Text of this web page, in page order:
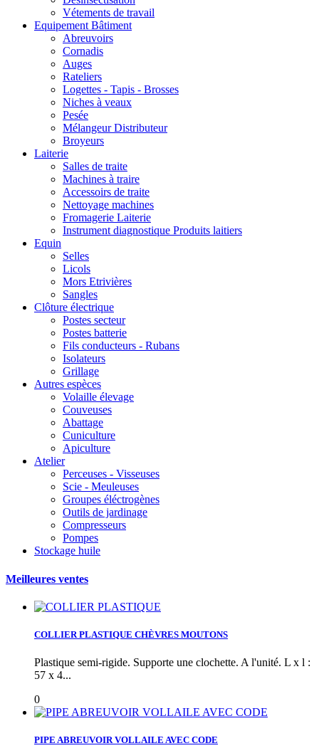
Vétements de travail
Equipement Bâtiment
Abreuvoirs
Cornadis
Auges
Rateliers
Logettes - Tapis - Brosses
Niches à veaux
Pesée
Mélangeur Distributeur
Broyeurs
Laiterie
Salles de traite
Machines à traire
Accessoirs de traite
Nettoyage machines
Fromagerie Laiterie
Instrument diagnostique Produits laitiers
Equin
Selles
Licols
Mors Etrivières
Sangles
Clôture électrique
Postes secteur
Postes batterie
Fils conducteurs - Rubans
Isolateurs
Grillage
Autres espèces
Volaille élevage
Couveuses
Abattage
Cuniculture
Apiculture
Atelier
Perceuses - Visseuses
Scie - Meuleuses
Groupes éléctrogènes
Outils de jardinage
Compresseurs
Pompes
Stockage huile
Meilleures ventes
COLLIER PLASTIQUE CHÈVRES MOUTONS
Plastique semi-rigide. Supporte une clochette. A l'unité. L x l :
57 x 4...
0
PIPE ABREUVOIR VOLLAILE AVEC CODE